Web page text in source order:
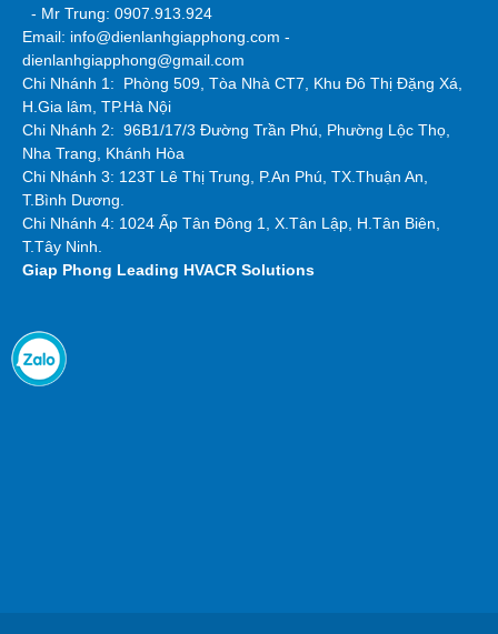
- Mr Trung: 0907.913.924
Email: info@dienlanhgiapphong.com -
dienlanhgiapphong@gmail.com
Chi Nhánh 1: Phòng 509, Tòa Nhà CT7, Khu Đô Thị Đặng Xá,
H.Gia lâm, TP.Hà Nội
Chi Nhánh 2: 96B1/17/3 Đường Trần Phú, Phường Lộc Thọ,
Nha Trang, Khánh Hòa
Chi Nhánh 3: 123T Lê Thị Trung, P.An Phú, TX.Thuận An,
T.Bình Dương.
Chi Nhánh 4: 1024 Ấp Tân Đông 1, X.Tân Lập, H.Tân Biên,
T.Tây Ninh.
Giap Phong Leading HVACR Solutions